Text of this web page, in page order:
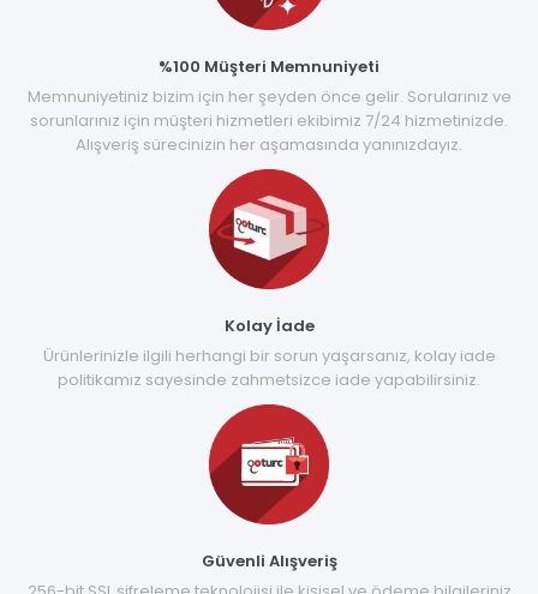
%100 Müşteri Memnuniyeti
Memnuniyetiniz bizim için her şeyden önce gelir. Sorularınız ve
sorunlarınız için müşteri hizmetleri ekibimiz 7/24 hizmetinizde.
Alışveriş sürecinizin her aşamasında yanınızdayız.
Kolay İade
Ürünlerinizle ilgili herhangi bir sorun yaşarsanız, kolay iade
politikamız sayesinde zahmetsizce iade yapabilirsiniz.
Güvenli Alışveriş